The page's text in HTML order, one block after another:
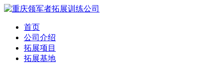
首页
公司介绍
拓展项目
拓展基地